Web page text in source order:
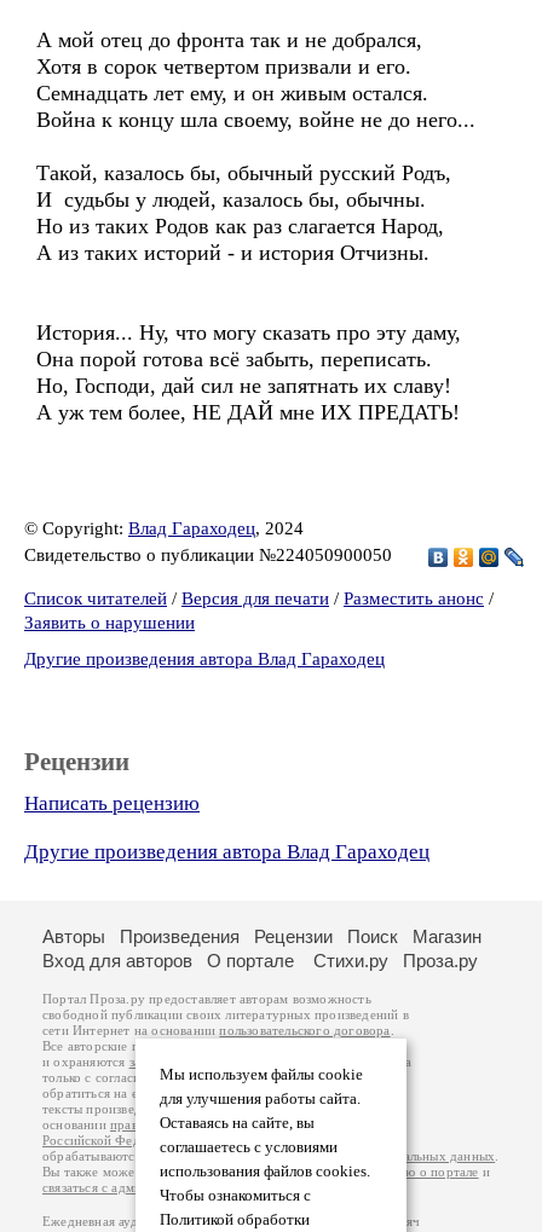
А мой отец до фронта так и не добрался,
Хотя в сорок четвертом призвали и его.
Семнадцать лет ему, и он живым остался.
Война к концу шла своему, войне не до него...
Такой, казалось бы, обычный русский Родъ,
И судьбы у людей, казалось бы, обычны.
Но из таких Родов как раз слагается Народ,
А из таких историй - и история Отчизны.
История... Ну, что могу сказать про эту даму,
Она порой готова всё забыть, переписать.
Но, Господи, дай сил не запятнать их славу!
А уж тем более, НЕ ДАЙ мне ИХ ПРЕДАТЬ!
© Copyright: Влад Гараходец, 2024
Свидетельство о публикации №224050900050
Список читателей / Версия для печати / Разместить анонс /
Заявить о нарушении
Другие произведения автора Влад Гараходец
Рецензии
Написать рецензию
Другие произведения автора Влад Гараходец
Мы используем файлы cookie
для улучшения работы сайта.
Оставаясь на сайте, вы
соглашаетесь с условиями
использования файлов cookies.
Чтобы ознакомиться с
Политикой обработки
Авторы Произведения Рецензии Поиск
Магазин
Вход для авторов
О портале Стихи.ру Проза.ру
Портал Проза.ру предоставляет авторам возможность
свободной публикации своих литературных произведений в
сети Интернет на основаниипользовательского договора
Все авторские права на произведения принадлежат авторам
и охраняются законом
. Перепечатка произведений возможна
только с согласия его автора, к которому вы можете
обратиться на его авторской странице. Ответственность за
тексты произведений авторы несут самостоятельно на
основанииправил публикацииизаконодательства
Российской Федерации
обрабатываются на основанииПолитики обработки персональных данных
Вы также можете посмотреть более подробнуюинформацию о портале и
связаться с администрацией
Ежедневная аудитория портала Проза.ру – порядка 100 тысяч